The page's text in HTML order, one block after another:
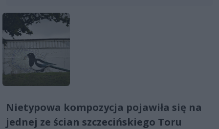
Nietypowa kompozycja pojawiła się na
jednej ze ścian szczecińskiego Toru